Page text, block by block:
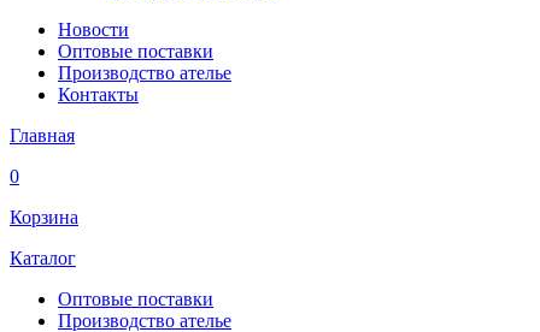
Новости
Оптовые поставки
Производство ателье
Контакты
Главная
0
Корзина
Каталог
Оптовые поставки
Производство ателье